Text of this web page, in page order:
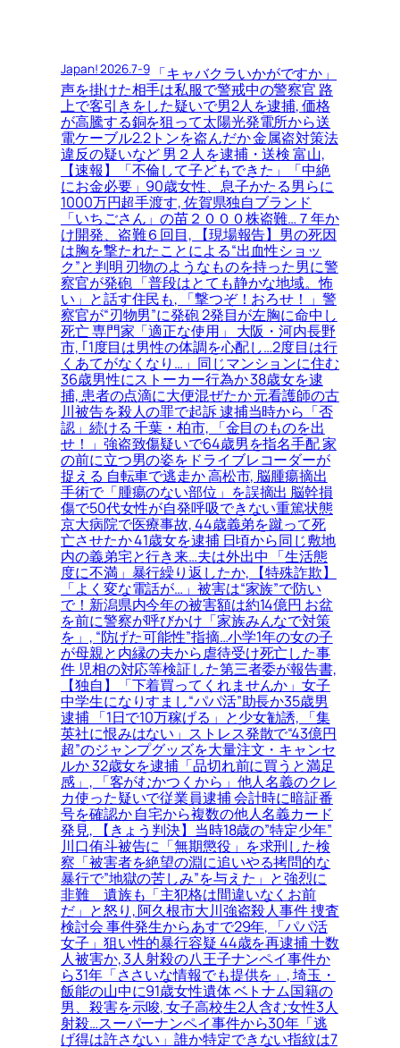
Japan! 2026.7-9「キャバクラいかがですか」
声を掛けた相手は私服で警戒中の警察官 路
上で客引きをした疑いで男2人を逮捕, 価格
が高騰する銅を狙って太陽光発電所から送
電ケーブル2.2トンを盗んだか 金属盗対策法
違反の疑いなど 男２人を逮捕・送検 富山,
【速報】「不倫して子どもできた」「中絶
にお金必要」90歳女性、息子かたる男らに
1000万円超手渡す, 佐賀県独自ブランド
「いちごさん」の苗２０００株盗難…７年か
け開発、盗難６回目, 【現場報告】男の死因
は胸を撃たれたことによる“出血性ショッ
ク”と判明 刃物のようなものを持った男に警
察官が発砲 「普段はとても静かな地域。怖
い」と話す住民も, 「撃つぞ！おろせ！」警
察官が“刃物男”に発砲 2発目が左胸に命中し
死亡 専門家「適正な使用」 大阪・河内長野
市, ｢1度目は男性の体調を心配し…2度目は行
くあてがなくなり…」同じマンションに住む
36歳男性にストーカー行為か 38歳女を逮
捕, 患者の点滴に大便混ぜたか 元看護師の古
川被告を殺人の罪で起訴 逮捕当時から「否
認」続ける 千葉・柏市, 「金目のものを出
せ！」強盗致傷疑いで64歳男を指名手配 家
の前に立つ男の姿をドライブレコーダーが
捉える 自転車で逃走か 高松市, 脳腫瘍摘出
手術で「腫瘍のない部位」を誤摘出 脳幹損
傷で50代女性が自発呼吸できない重篤状態
京大病院で医療事故, 44歳義弟を蹴って死
亡させたか 41歳女を逮捕 日頃から同じ敷地
内の義弟宅と行き来…夫は外出中 「生活態
度に不満」暴行繰り返したか, 【特殊詐欺】
「よく変な電話が…」被害は“家族”で防い
で！新潟県内今年の被害額は約14億円 お盆
を前に警察が呼びかけ「家族みんなで対策
を」, “防げた可能性”指摘…小学1年の女の子
が母親と内縁の夫から虐待受け死亡した事
件 児相の対応等検証した第三者委が報告書,
【独自】「下着買ってくれませんか」女子
中学生になりすまし“パパ活”助長か35歳男
逮捕 「1日で10万稼げる」と少女勧誘, 「集
英社に恨みはない」ストレス発散で“43億円
超”のジャンプグッズを大量注文・キャンセ
ルか 32歳女を逮捕「品切れ前に買うと満足
感」, 「客がむかつくから」他人名義のクレ
カ使った疑いで従業員逮捕 会計時に暗証番
号を確認か 自宅から複数の他人名義カード
発見, 【きょう判決】当時18歳の”特定少年”
川口侑斗被告に「無期懲役」を求刑した検
察「被害者を絶望の淵に追いやる拷問的な
暴行で”地獄の苦しみ”を与えた」と強烈に
非難＿遺族も「主犯格は間違いなくお前
だ」と怒り, 阿久根市大川強盗殺人事件 捜査
検討会 事件発生からあすで29年, 「パパ活
女子」狙い性的暴行容疑 44歳を再逮捕 十数
人被害か, 3人射殺の八王子ナンペイ事件か
ら31年「ささいな情報でも提供を」, 埼玉・
飯能の山中に91歳女性遺体 ベトナム国籍の
男、殺害を示唆, 女子高校生2人含む女性3人
射殺…スーパーナンペイ事件から30年「逃
げ得は許さない」誰か特定できない指紋は7